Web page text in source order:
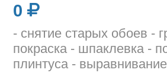
0
- снятие старых обоев -
покраска - шпаклевка -
плинтуса -